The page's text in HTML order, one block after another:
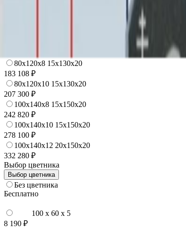
80x120x8 15x130x20
183 108 ₽
80x120x10 15x130x20
207 300 ₽
100x140x8 15x150x20
242 820 ₽
100x140x10 15x150x20
278 100 ₽
100x140x12 20x150x20
332 280 ₽
Выбор цветника
Выбор цветника
Без цветника
Бесплатно
100 x 60 x 5
8 190 ₽